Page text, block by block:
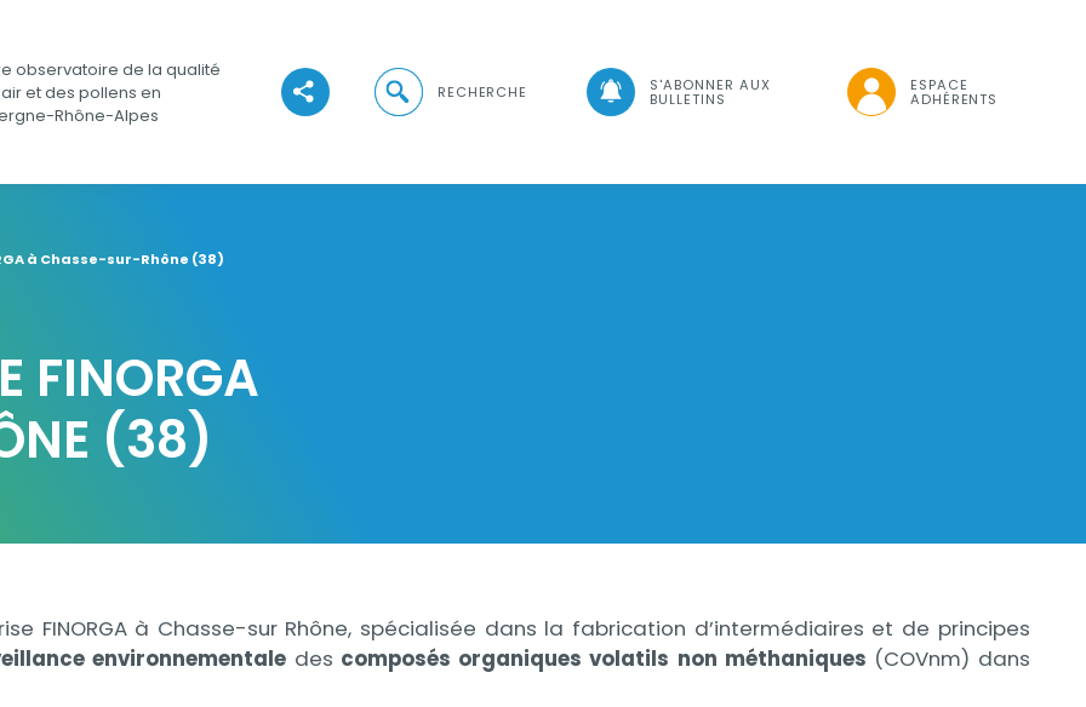
observatoire de la qualité
et des pollens en
Rhône-Alpes
Voir les réseaux sociaux
Ouvrir la recherche
RECHERCHE S'ABONNER AUX
BULLETINS
ESPACE
ADHÉRENTS
à Chasse-sur-Rhône (38)
FINORGA
(38)
FINORGA à Chasse-sur Rhône, spécialisée dans la fabrication d’intermédiaires et de principes
environnementale des composés organiques volatils non méthaniques (COVnm) dans